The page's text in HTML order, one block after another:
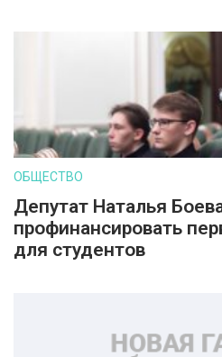
ОБЩЕСТВО
Депутат Наталья
профинансировать
для студентов